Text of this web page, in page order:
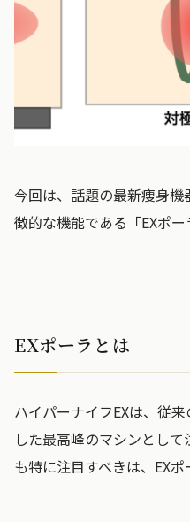
今回は、話題の最新痩身機
徴的な機能である「EXポー
EXポーラとは
ハイパーナイフEXは、従
した最高峰のマシンとし
も特に注目すべきは、EXポ